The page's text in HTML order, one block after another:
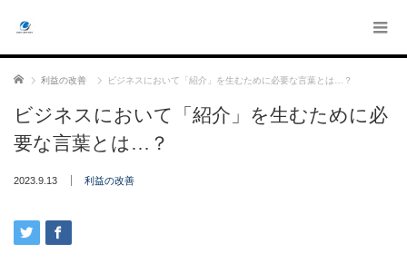
ホーム 利益の改善 ビジネスにおいて「紹介」を生むために必要な言葉とは…？
ビジネスにおいて「紹介」を生むために必
要な言葉とは…？
2023.9.13 利益の改善